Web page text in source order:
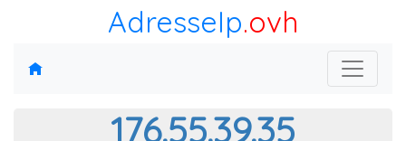
AdresseIp.ovh
176.55.39.35